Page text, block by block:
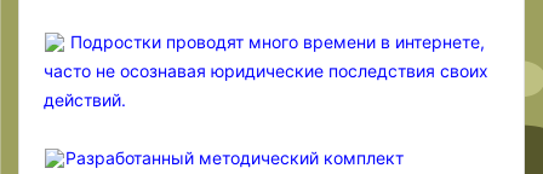
Подростки проводят много времени в интернете,
часто не осознавая юридические последствия своих
действий.
Разработанный методический комплект